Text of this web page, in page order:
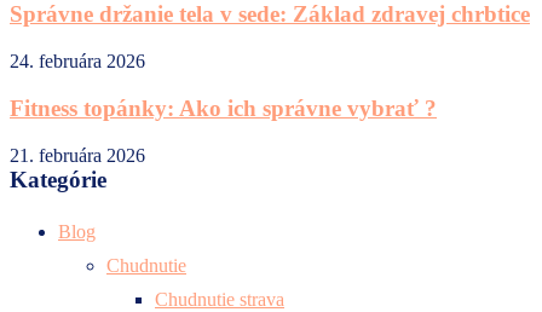
Správne držanie tela v sede: Základ zdravej chrbtice
24. februára 2026
Fitness topánky: Ako ich správne vybrať ?
21. februára 2026
Kategórie
Blog
Chudnutie
Chudnutie strava